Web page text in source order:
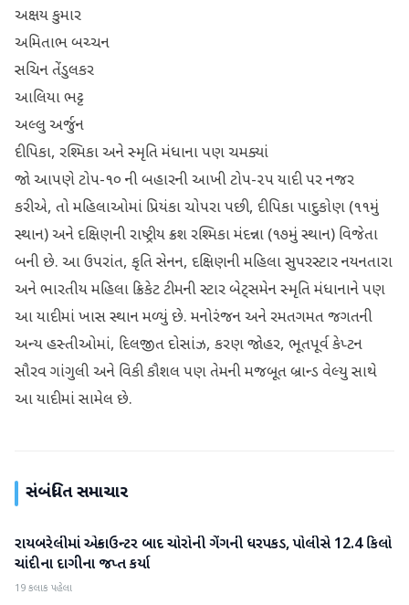
અક્ષય કુમાર
અમિતાભ બચ્ચન
સચિન તેંડુલકર
આલિયા ભટ્ટ
અલ્લુ અર્જુન
દીપિકા, રશ્મિકા અને સ્મૃતિ મંધાના પણ ચમક્યાં
જો આપણે ટોપ-૧૦ ની બહારની આખી ટોપ-૨૫ યાદી પર નજર
કરીએ, તો મહિલાઓમાં પ્રિયંકા ચોપરા પછી, દીપિકા પાદુકોણ (૧૧મું
સ્થાન) અને દક્ષિણની રાષ્ટ્રીય ક્રશ રશ્મિકા મંદન્ના (૧૭મું સ્થાન) વિજેતા
બની છે. આ ઉપરાંત, કૃતિ સેનન, દક્ષિણની મહિલા સુપરસ્ટાર નયનતારા
અને ભારતીય મહિલા ક્રિકેટ ટીમની સ્ટાર બેટ્સમેન સ્મૃતિ મંધાનાને પણ
આ યાદીમાં ખાસ સ્થાન મળ્યું છે. મનોરંજન અને રમતગમત જગતની
અન્ય હસ્તીઓમાં, દિલજીત દોસાંઝ, કરણ જોહર, ભૂતપૂર્વ કેપ્ટન
સૌરવ ગાંગુલી અને વિકી કૌશલ પણ તેમની મજબૂત બ્રાન્ડ વેલ્યુ સાથે
આ યાદીમાં સામેલ છે.
સંબંધિત સમાચાર
રાષ્ટ્રીય
રાયબરેલીમાં એન્કાઉન્ટર બાદ ચોરોની ગેંગની ધરપકડ, પોલીસે 12.4 કિલો
ચાંદીના દાગીના જપ્ત કર્યા
19 કલાક પહેલા